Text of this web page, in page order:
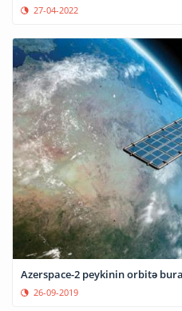
27-04-2022
Azerspace-2 peykinin orbitə
26-09-2019